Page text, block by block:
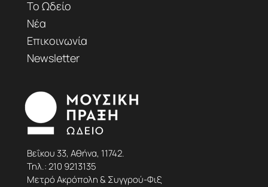
Το Ωδείο
Νέα
Επικοινωνία
Newsletter
Βεΐκου 33, Αθήνα, 11742.
Τηλ.:210 9213135
Μετρό Ακρόπολη & Συγγρού-Φιξ